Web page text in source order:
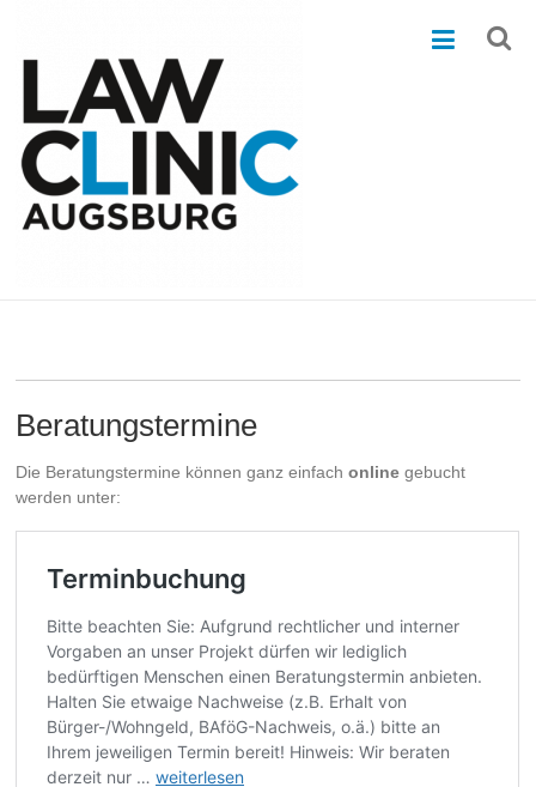
springen
Clinic
Augsburg
Eine
Initiative
von
Studierenden.
Beratungstermine
Die Beratungstermine können ganz einfach online gebucht
werden unter: